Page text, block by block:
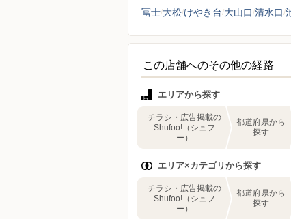
冨士 大松 けやき台 大山口 清水口
この店舗へのその他の経路
エリアから探す
チラシ・広告掲載の
Shufoo!（シュフ
ー）
都道府県から
探す
エリア×カテゴリから探す
チラシ・広告掲載の
Shufoo!（シュフ
ー）
都道府県から
探す